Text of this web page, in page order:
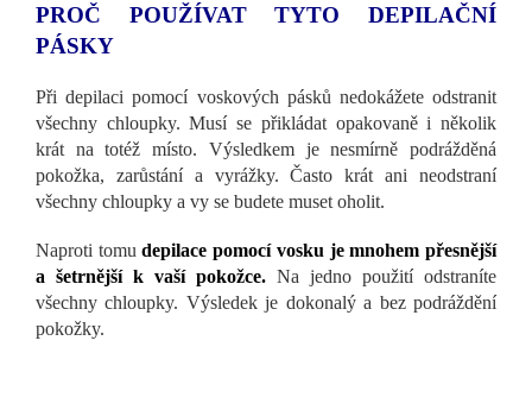
PROČ POUŽÍVAT TYTO DEPILAČNÍ
PÁSKY
Při depilaci pomocí voskových pásků nedokážete odstranit
všechny chloupky. Musí se přikládat opakovaně i několik
krát na totéž místo. Výsledkem je nesmírně podrážděná
pokožka, zarůstání a vyrážky. Často krát ani neodstraní
všechny chloupky a vy se budete muset oholit.
Naproti tomudepilace pomocí vosku je mnohem přesnější
a šetrnější k vaší pokožce. Na jedno použití odstraníte
všechny chloupky. Výsledek je dokonalý a bez podráždění
pokožky.